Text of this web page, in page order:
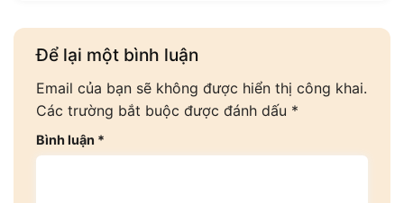
Để lại một bình luận
Email của bạn sẽ không được hiển thị công khai.
Các trường bắt buộc được đánh dấu *
Bình luận *